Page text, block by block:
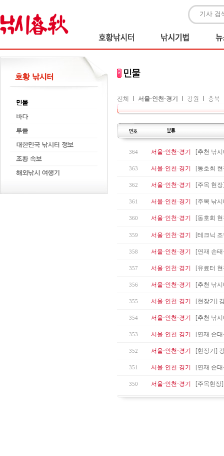
전체 서울·인천·경기 강원 충북
364 서울·인천·경기 [추천 낚
363 서울·인천·경기 [동호회
362 서울·인천·경기 [주목 현
361 서울·인천·경기 [주목 낚
360 서울·인천·경기 [동호회
359 서울·인천·경기 [테크닉
358 서울·인천·경기 [연재 손
357 서울·인천·경기 [유료터
356 서울·인천·경기 [추천 낚
355 서울·인천·경기 [현장기]
354 서울·인천·경기 [추천 낚
353 서울·인천·경기 [연재 손
352 서울·인천·경기 [현장기]
351 서울·인천·경기 [연재 손
350 서울·인천·경기 [주목현장